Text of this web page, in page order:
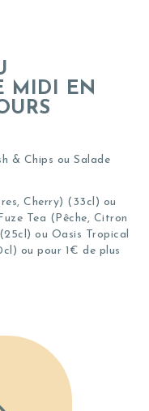
MIDI EN
& Chips ou Salade
Cherry) (33cl) ou
Tea (Pêche, Citron
ou Oasis Tropical
ou pour 1€ de plus